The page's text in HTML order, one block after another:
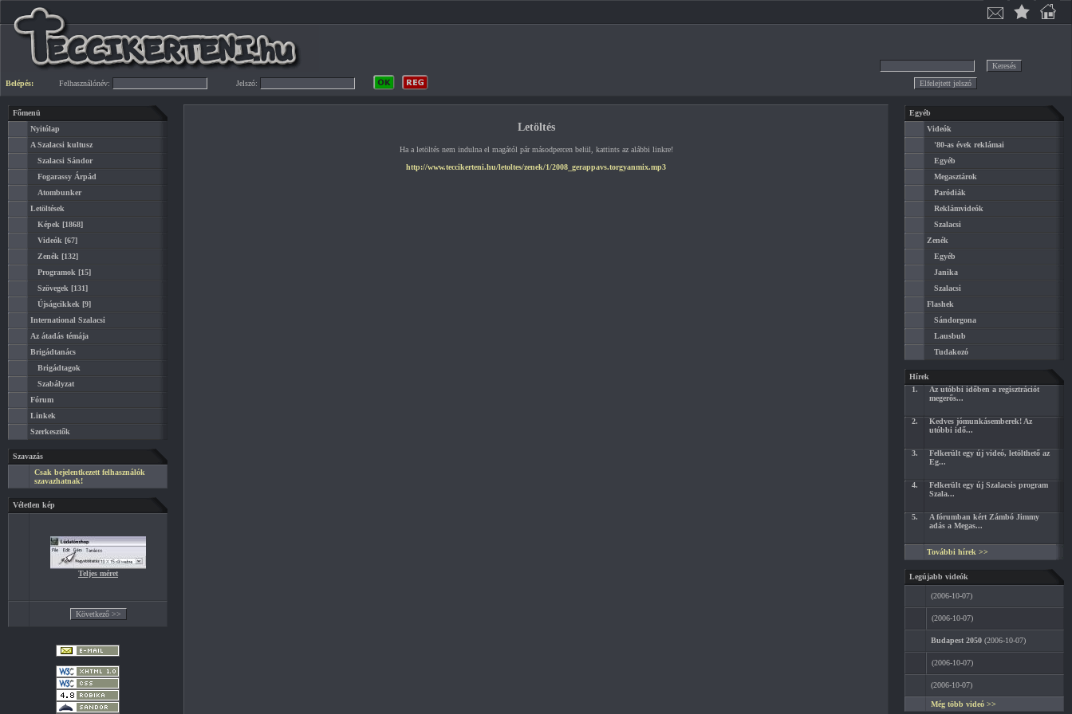
Belépés: Felhasználónév: Jelszó:
Főmenü
Nyitólap
A Szalacsi kultusz
Szalacsi Sándor
Fogarassy Árpád
Atombunker
Letöltések
Képek [1868]
Videók [67]
Zenék [132]
Programok [15]
Szövegek [131]
Újságcikkek [9]
International Szalacsi
Az átadás témája
Brigádtanács
Brigádtagok
Szabályzat
Fórum
Linkek
Szerkesztők
Szavazás
Csak bejelentkezett felhasználók
szavazhatnak!
Véletlen kép
Teljes méret
Letöltés
Ha a letöltés nem indulna el magától pár másodpercen belül, kattints az alábbi linkre!
http://www.teccikerteni.hu/letoltes/zenek/1/2008_gerappavs.torgyanmix.mp3
Egyéb
Videók
'80-as évek reklámai
Egyéb
Megasztárok
Paródiák
Reklámvideók
Szalacsi
Zenék
Egyéb
Janika
Szalacsi
Flashek
Sándorgona
Lausbub
Tudakozó
Hírek
1.
Az utóbbi időben a regisztrációt
megerős...
2.
Kedves jómunkásemberek! Az
utóbbi idő...
3.
Felkerült egy új videó, letölthető az
Eg...
4.
Felkerült egy új Szalacsis program
Szala...
5.
A fórumban kért Zámbó Jimmy
adás a Megas...
További hírek >>
Legújabb videók
(2006-10-07)
(2006-10-07)
Budapest 2050 (2006-10-07)
(2006-10-07)
(2006-10-07)
Még több videó >>